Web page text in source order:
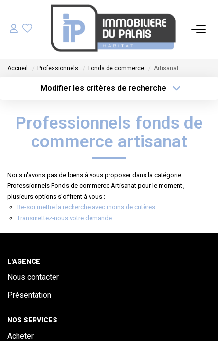
ACHETER
ESTIMER
NOTRE ÉQUIPE
Accueil Professionnels Fonds de commerce Artisanat
Modifier les critères de recherche
Sélectionnez...
Type de bien
Surface min
Créer une alerte
Professionnels fonds de
commerce artisanat
Nous n'avons pas de biens à vous proposer dans la catégorie
Professionnels Fonds de commerce Artisanat pour le moment ,
plusieurs options s'offrent à vous :
Re-soumettre la recherche avec moins de critères.
Transmettez-nous votre demande
L'AGENCE
Nous contacter
Présentation
NOS SERVICES
Acheter